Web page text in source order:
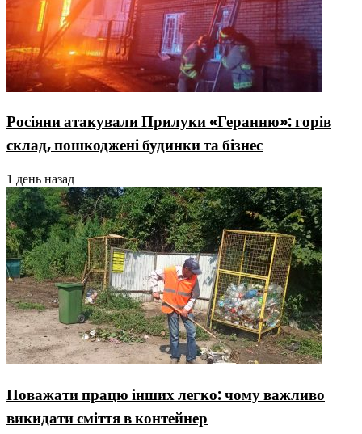
Росіяни атакували Прилуки «Геранню»: горів
склад, пошкоджені будинки та бізнес
1 день назад
Поважати працю інших легко: чому важливо
викидати сміття в контейнер